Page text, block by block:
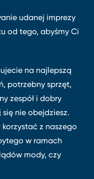
udanej imprezy
od tego, abyśmy Ci
na najlepszą
potrzebny sprzęt,
zespół i dobry
nie obejdziesz.
z naszego
w ramach
mody, czy